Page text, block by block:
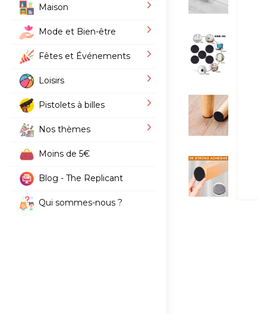
Maison
Mode et Bien-être
Fêtes et Événements
Loisirs
Pistolets à billes
Nos thèmes
Moins de 5€
Blog - The Replicant
Qui sommes-nous ?